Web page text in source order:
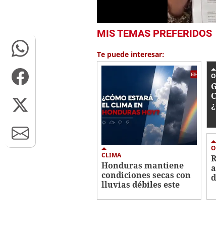
seconds
45
secondsVolume
0%
MIS TEMAS PREFERIDOS
Te puede interesar:
CLIMA
Honduras mantiene
condiciones secas con
lluvias débiles este